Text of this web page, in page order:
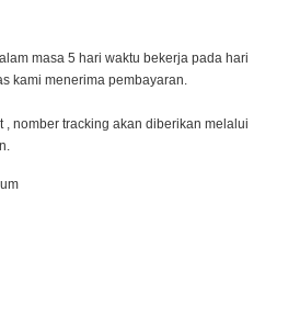
masa 5 hari waktu bekerja pada hari
kami menerima pembayaran.
nomber tracking akan diberikan melalui